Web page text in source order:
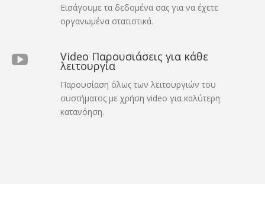
Εισάγουμε τα δεδομένα σας για να έχετε
οργανωμένα στατιστικά.
Video Παρουσιάσεις για κάθε
λειτουργία
Παρουσίαση όλως των λειτουργιών του
συστήματος με χρήση video για καλύτερη
κατανόηση.